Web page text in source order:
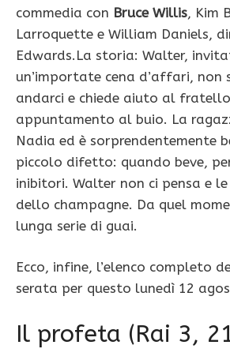
commedia con Bruce Willis, Kim
Larroquette e William Daniels,
Edwards.La storia: Walter,
un’importate cena d’affari, non
andarci e chiede aiuto al
appuntamento al buio. La
Nadia ed è sorprendentemente
piccolo difetto: quando beve,
inibitori. Walter non ci pensa e
dello champagne. Da quel
lunga serie di guai.
Ecco, infine, l’elenco completo
serata per questo lunedì 12
Il profeta (Rai 3,